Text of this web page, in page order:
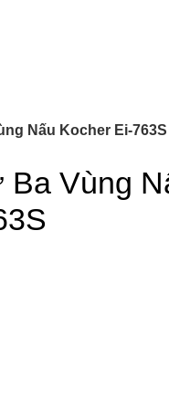
Nấu Kocher Ei-763S
Vùng